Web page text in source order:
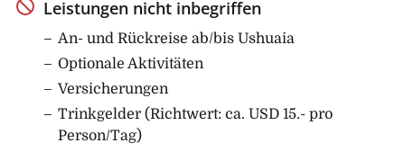
Fütterung ihrer hungrigen Küken zu geniessen.
11. – 12. Tag: Auf See
Begleitet von vielen Seevögeln am Heck des Schiffes
und von Vorträgen im Vortragsraum des Schiffes fährt
Ihr Schiff in Richtung Südgeorgien. Sofern das Wetter
Leistungen nicht inbegriffen
An- und Rückreise ab/bis Ushuaia
Optionale Aktivitäten
Versicherungen
Trinkgelder (Richtwert: ca. USD 15.- pro
Person/Tag)